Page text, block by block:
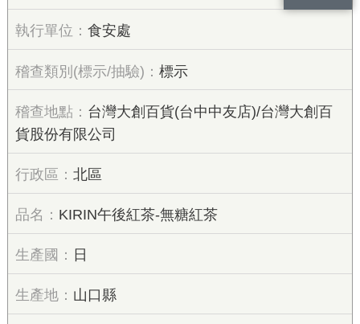
食安處
標示
台灣大創百貨(台中中友店)/台灣大創百
貨股份有限公司
北區
KIRIN午後紅茶-無糖紅茶
日
山口縣